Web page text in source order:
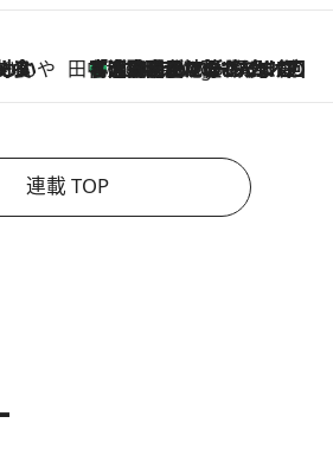
のテリーヌ 田中稲の勝手に再ブーム
9 Hours Ago
「湘南乃風に憧れて」観客大盛上がりの“タオル回し”に、ラッパー顔負けの高速歌唱まで…さだまさし（74）のアグレッシブすぎる現在地
連載 TOP